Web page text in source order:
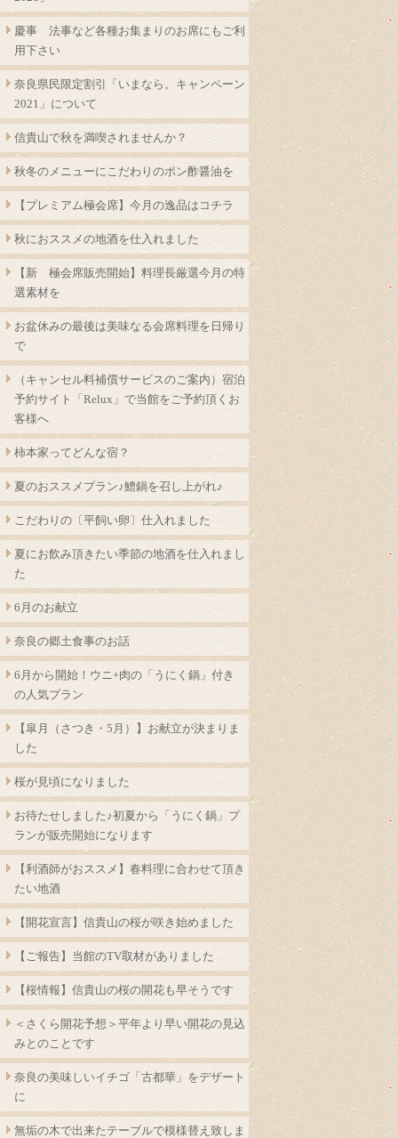
慶事 法事など各種お集まりのお席にもご利
用下さい
奈良県民限定割引「いまなら。キャンペーン
2021」について
信貴山で秋を満喫されませんか？
秋冬のメニューにこだわりのポン酢醤油を
【プレミアム極会席】今月の逸品はコチラ
秋におススメの地酒を仕入れました
【新 極会席販売開始】料理長厳選今月の特
選素材を
お盆休みの最後は美味なる会席料理を日帰り
で
（キャンセル料補償サービスのご案内）宿泊
予約サイト「Relux」で当館をご予約頂くお
客様へ
柿本家ってどんな宿？
夏のおススメプラン♪鱧鍋を召し上がれ♪
こだわりの〔平飼い卵〕仕入れました
夏にお飲み頂きたい季節の地酒を仕入れまし
た
6月のお献立
奈良の郷土食事のお話
6月から開始！ウニ+肉の「うにく鍋」付き
の人気プラン
【皐月（さつき・5月）】お献立が決まりま
した
桜が見頃になりました
お待たせしました♪初夏から「うにく鍋」プ
ランが販売開始になります
【利酒師がおススメ】春料理に合わせて頂き
たい地酒
【開花宣言】信貴山の桜が咲き始めました
【ご報告】当館のTV取材がありました
【桜情報】信貴山の桜の開花も早そうです
＜さくら開花予想＞平年より早い開花の見込
みとのことです
奈良の美味しいイチゴ「古都華」をデザート
に
無垢の木で出来たテーブルで模様替え致しま